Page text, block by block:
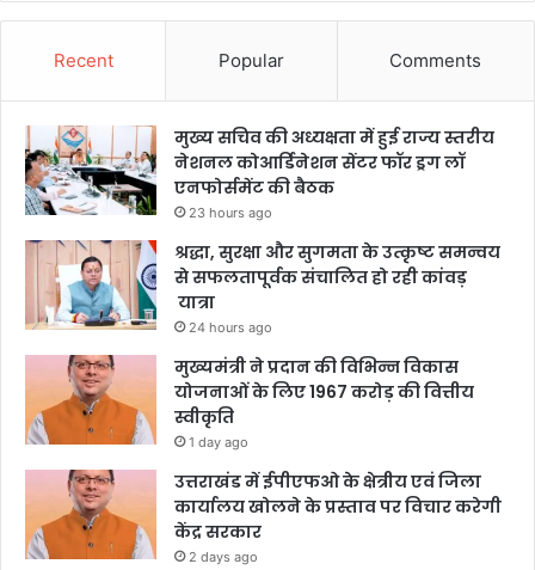
Recent Popular Comments
मुख्य सचिव की अध्यक्षता में हुई राज्य स्तरीय
नेशनल कोआर्डिनेशन सेंटर फॉर ड्रग लॉ
एनफोर्समेंट की बैठक
23 hours ago
श्रद्धा, सुरक्षा और सुगमता के उत्कृष्ट समन्वय
से सफलतापूर्वक संचालित हो रही कांवड़
यात्रा
24 hours ago
मुख्यमंत्री ने प्रदान की विभिन्न विकास
योजनाओं के लिए 1967 करोड़ की वित्तीय
स्वीकृति
1 day ago
उत्तराखंड में ईपीएफओ के क्षेत्रीय एवं जिला
कार्यालय खोलने के प्रस्ताव पर विचार करेगी
केंद्र सरकार
2 days ago